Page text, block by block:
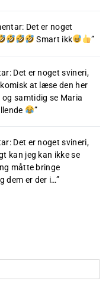
Det er noget
Smart ikk ”
Det er noget svineri,
at læse den her
samtidig se Maria
”
Det er noget svineri,
kan jeg kan ikke se
måtte bringe
dem er der i…”